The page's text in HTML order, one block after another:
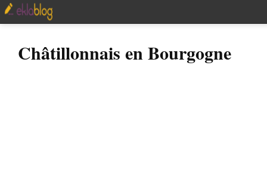
Châtillonnais en Bourgogne